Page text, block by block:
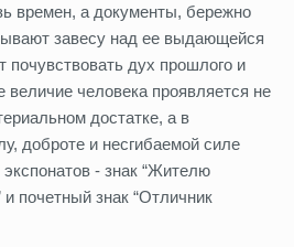
времен, а документы, бережно
завесу над ее выдающейся
дух прошлого и
величие человека проявляется не
достатке, а в
доброте и несгибаемой силе
- знак “Жителю
и почетный знак “Отличник